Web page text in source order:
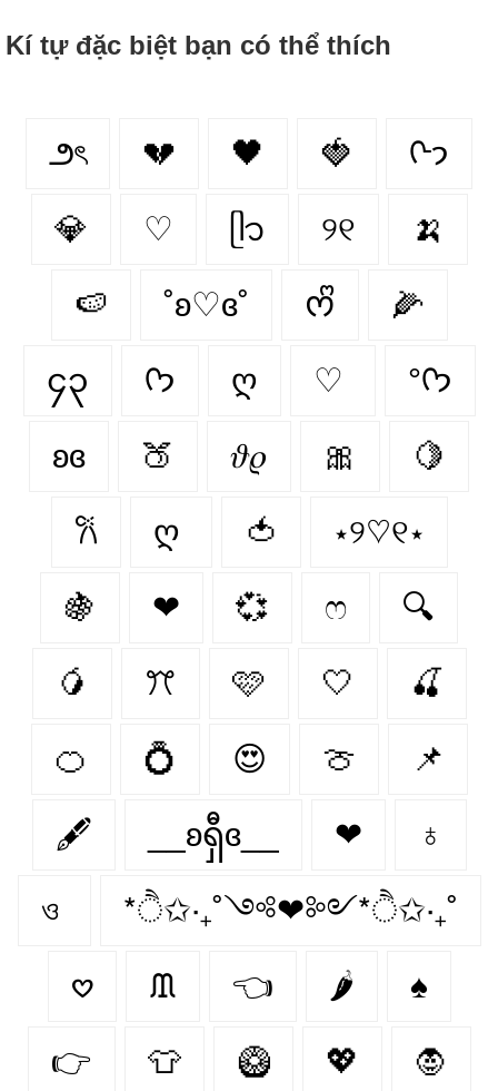
Kí tự đặc biệt bạn có thể thích
౨ৎ 💔 🖤 🍓 ᢉ𐭩
💎 ♡ ᥫ᭡ ୨୧ 🍌
🍉 ˚ʚ♡ɞ˚ ᰔᩚ 🌽
၄၃ ᡣ𐭩 ღ ♡ °ᡣ𐭩
ʚɞ 🍑 𝜗𝜚 🎀 🍋
𐙚 ღ 🍅 ⋆୨♡୧⋆
🍇 ❤︎ 💞 ෆ 🔍
🥭 ꔫ 🩷 🤍 🍒
🍊 💍 😍 🍈 📌
🖋 __ʚရှီɞ__ ❤ ♁
ও *ੈ✩‧₊˚༺❤︎༻*ੈ✩‧₊˚
𖹭 ᙢ 👈 🌶️ ♠
👉 👕 🥝 💖 🧛